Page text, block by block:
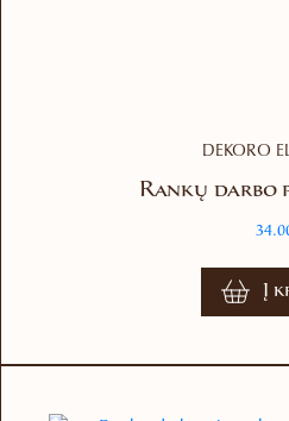
DEKORO
Rankų darbo
Į